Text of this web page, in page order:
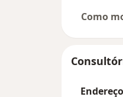
Como
Endereço